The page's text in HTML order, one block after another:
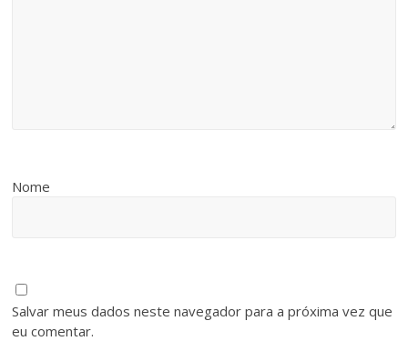
Nome
Salvar meus dados neste navegador para a próxima vez que
eu comentar.